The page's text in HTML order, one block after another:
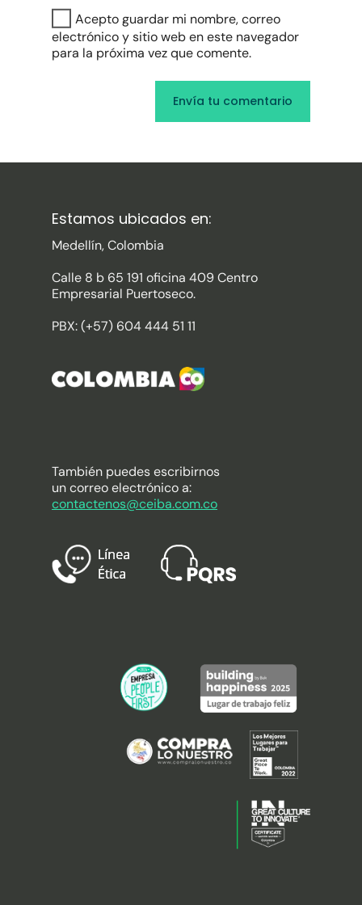
Acepto guardar mi nombre, correo
electrónico y sitio web en este navegador
para la próxima vez que comente.
Estamos ubicados en:
Medellín, Colombia
Calle 8 b 65 191 oficina 409 Centro
Empresarial Puertoseco.
PBX: (+57) 604 444 51 11
También puedes escribirnos
un correo electrónico a:
contactenos@ceiba.com.co